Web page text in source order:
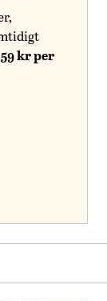
59 kr per